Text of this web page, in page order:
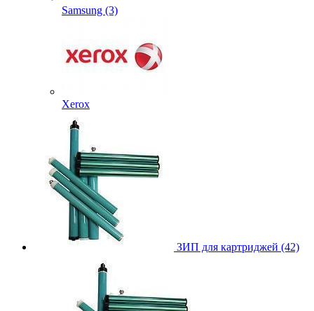
Samsung (3)
Xerox
ЗИП для картриджей (42)